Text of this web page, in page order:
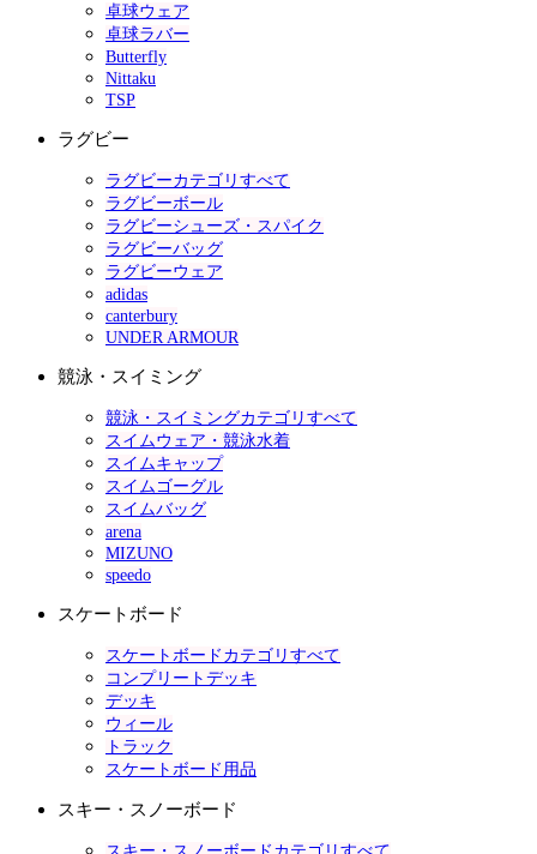
卓球ウェア
卓球ラバー
Butterfly
Nittaku
TSP
ラグビー
ラグビーカテゴリすべて
ラグビーボール
ラグビーシューズ・スパイク
ラグビーバッグ
ラグビーウェア
adidas
canterbury
UNDER ARMOUR
競泳・スイミング
競泳・スイミングカテゴリすべて
スイムウェア・競泳水着
スイムキャップ
スイムゴーグル
スイムバッグ
arena
MIZUNO
speedo
スケートボード
スケートボードカテゴリすべて
コンプリートデッキ
デッキ
ウィール
トラック
スケートボード用品
スキー・スノーボード